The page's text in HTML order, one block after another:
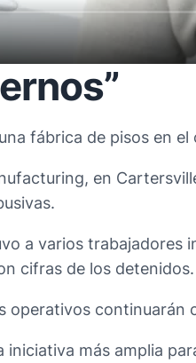
fábrica de pisos en
en
a varios
cifras de los detenidos.
operativos
más amplia